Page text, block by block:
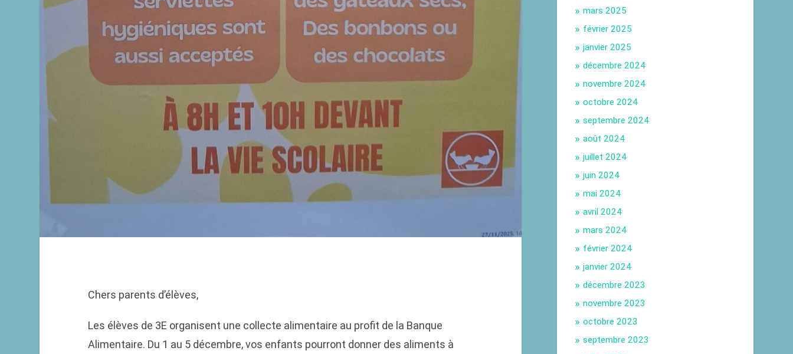
Chers parents d’élèves,
Les élèves de 3E organisent une collecte alimentaire au profit de la Banque
Alimentaire. Du 1 au 5 décembre, vos enfants pourront donner des aliments à
mars 2025
février 2025
janvier 2025
décembre 2024
novembre 2024
octobre 2024
septembre 2024
août 2024
juillet 2024
juin 2024
mai 2024
avril 2024
mars 2024
février 2024
janvier 2024
décembre 2023
novembre 2023
octobre 2023
septembre 2023